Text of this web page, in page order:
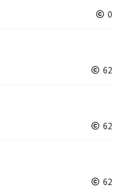
0
62
62
62